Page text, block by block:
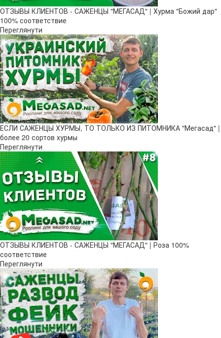
ОТЗЫВЫ КЛИЕНТОВ - САЖЕНЦЫ "МЕГАСАД" | Хурма "Божий дар" ​
100% соответствие
Переглянути
ЕСЛИ САЖЕНЦЫ ХУРМЫ, ТО ТОЛЬКО ИЗ ПИТОМНИКА "Мегасад" |
более 20 сортов хурмы
Переглянути
ОТЗЫВЫ КЛИЕНТОВ - САЖЕНЦЫ "МЕГАСАД" | Роза 100%
соответствие
Переглянути